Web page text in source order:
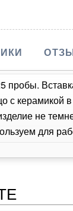
пробы.
с
не
для